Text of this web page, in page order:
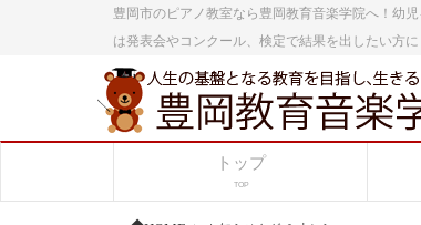
豊岡市のピアノ教室なら豊岡教育音楽学院へ！幼
は発表会やコンクール、検定で結果を出したい方
トップ
TOP